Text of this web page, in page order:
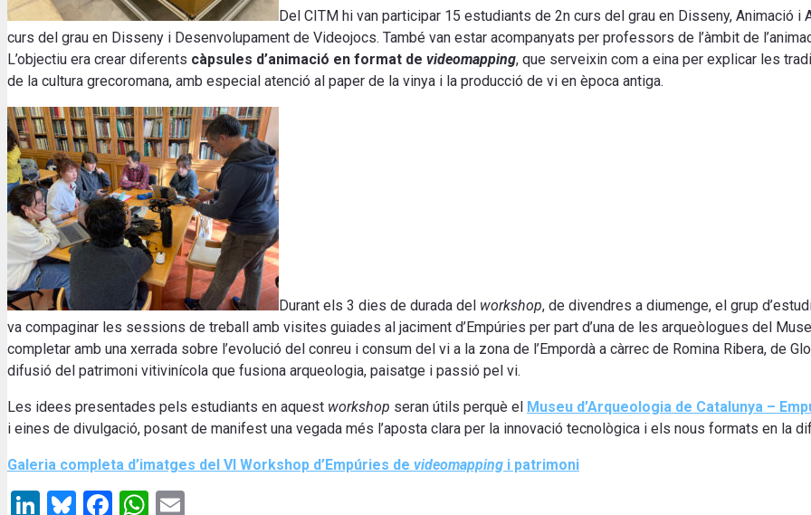
Del CITM hi van participar 15 estudiants de 2n curs del grau en Disseny, Animació i
curs del grau en Disseny i Desenvolupament de Videojocs. També van estar acompanyats per professors de l’àmbit de
L’objectiu era crear diferents càpsules d’animació en format de videomapping, que serveixin com a eina per explicar les
de la cultura grecoromana, amb especial atenció al paper de la vinya i la producció de vi en època antiga.
Durant els 3 dies de durada del workshop, de divendres a diumenge, el grup
va compaginar les sessions de treball amb visites guiades al jaciment d’Empúries per part d’una de les arqueòlogues del
completar amb una xerrada sobre l’evolució del conreu i consum del vi a la zona de l’Empordà a càrrec de Romina Ribera, de
difusió del patrimoni vitivinícola que fusiona arqueologia, paisatge i passió pel vi.
Les idees presentades pels estudiants en aquest workshop seran útils perquè el Museu d’Arqueologia de Catalunya –
i eines de divulgació, posant de manifest una vegada més l’aposta clara per la innovació tecnològica i els nous formats en la
Galeria completa d’imatges del VI Workshop d’Empúries de videomapping i patrimoni
LinkedIn
Bluesky
Facebook
WhatsApp